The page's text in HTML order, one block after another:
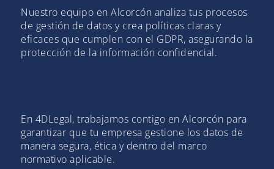
Nuestro equipo en Alcorcón analiza tus procesos
de gestión de datos y crea políticas claras y
eficaces que cumplen con el GDPR, asegurando la
protección de la información confidencial.
En 4DLegal, trabajamos contigo en Alcorcón para
garantizar que tu empresa gestione los datos de
manera segura, ética y dentro del marco
normativo aplicable.